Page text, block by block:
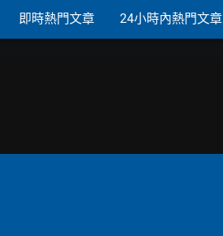
即時熱門文章 24小時內熱門文章